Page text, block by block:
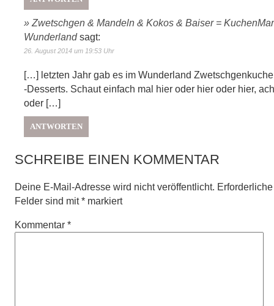
» Zwetschgen & Mandeln & Kokos & Baiser =
Wunderland sagt:
26. August 2014 um 19:53 Uhr
[…] letzten Jahr gab es im Wunderland
-Desserts. Schaut einfach mal hier oder hier oder hier,
oder […]
ANTWORTEN
SCHREIBE EINEN KOMMENTAR
Deine E-Mail-Adresse wird nicht veröffentlicht. Erforderliche
Felder sind mit*markiert
Kommentar *